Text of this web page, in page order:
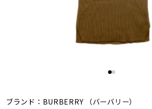
ブランド： BURBERRY （バーバリー）